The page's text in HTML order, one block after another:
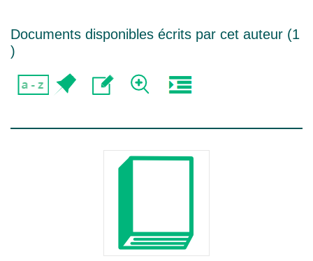
Documents disponibles écrits par cet auteur (1
)